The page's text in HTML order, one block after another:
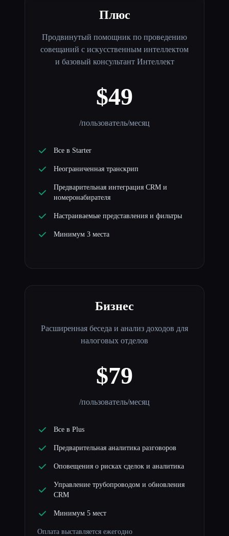
Плюс
Продвинутый помощник по проведению
совещаний с искусственным интеллектом
и базовый консультант Интеллект
$49
/пользователь/месяц
Все в Starter
Неограниченная транскрип
Предварительная интеграция CRM и
номеронабирателя
Настраиваемые представления и фильтры
Минимум 3 места
Бизнес
Расширенная беседа и анализ доходов для
налоговых отделов
$79
/пользователь/месяц
Все в Plus
Предварительная аналитика разговоров
Оповещения о рисках сделок и аналитика
Управление трубопроводом и обновления
CRM
Минимум 5 мест
Оплата выставляется ежегодно